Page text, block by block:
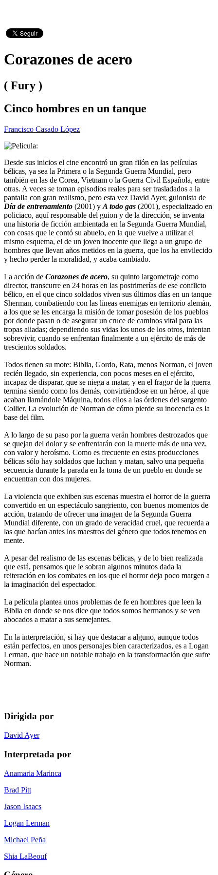
Corazones de acero
( Fury )
Cinco hombres en un tanque
Francisco Casado López
Desde sus inicios el cine encontró un gran filón en las películas
bélicas, ya sea la Primera o la Segunda Guerra Mundial, pero
también en las de Corea, Vietnam o la Guerra Civil Española, entre
otras. A veces se toman episodios reales para ser trasladados a la
pantalla con gran realismo, pero esta vez David Ayer, guionista de
Día de entrenamiento (2001) y A todo gas (2001), especializado en
policiaco, aquí responsable del guion y de la dirección, se inventa
una historia de ficción ambientada en la Segunda Guerra Mundial,
con cosas que le contó su abuelo, en la que vuelve a utilizar el
mismo esquema, el de un joven inocente que llega a un grupo de
hombres que llevan años metidos en la guerra, que los ha envilecido
y hecho perder la moralidad, y acaba cambiado.
La acción de Corazones de acero, su quinto largometraje como
director, transcurre en 24 horas en las postrimerías de ese conflicto
bélico, en el que cinco soldados viven sus últimos días en un tanque
Sherman, combatiendo con las líneas enemigas en territorio alemán,
a los que se les encarga la misión de tomar posesión de los pueblos
por donde pasan o de asegurar un cruce de caminos vital para las
tropas aliadas; dependiendo sus vidas los unos de los otros, intentan
sobrevivir, cuando se enfrentan finalmente a un ejército de más de
trescientos soldados.
Todos tienen su mote: Biblia, Gordo, Rata, menos Norman, el joven
recién llegado, sin experiencia, con pocos meses en el ejército,
incapaz de disparar, que se niega a matar, y en el fragor de la guerra
termina siendo como los demás, convirtiéndose en un héroe, al que
acaban llamándole Máquina, todos ellos a las órdenes del sargento
Collier. La evolución de Norman de cómo pierde su inocencia es la
base del film.
A lo largo de su paso por la guerra verán hombres destrozados que
se quejan del dolor y se enfrentarán con la muerte más de una vez,
con valor y heroísmo. Como es frecuente en estas producciones
bélicas sólo hay soldados que luchan y matan, salvo una pequeña
secuencia durante la parada en la toma de un pueblo en donde se
encuentran con dos mujeres.
La violencia que exhiben sus escenas muestra el horror de la guerra
convertido en un espectáculo sangriento, con buenos momentos de
acción, tratando de ofrecer una imagen de la Segunda Guerra
Mundial diferente, con un grado de veracidad cruel, que recuerda a
las que hacían antes los maestros del género que todos tenemos en
mente.
A pesar del realismo de las escenas bélicas, y de lo bien realizada
que está, pensamos que le sobran algunos minutos dada la
reiteración en los combates en los que el horror deja poco margen a
la imaginación del espectador.
La película plantea unos problemas de fe en hombres que leen la
Biblia en donde se nos dice que todos somos hermanos y se ven
abocados a matar a sus semejantes.
En la interpretación, si hay que destacar a alguno, aunque todos
están perfectos, en unos personajes bien caracterizados, es a Logan
Lerman, que hace un notable trabajo en la transformación que sufre
Norman.
Dirigida por
David Ayer
Interpretada por
Anamaria Marinca
Brad Pitt
Jason Isaacs
Logan Lerman
Michael Peña
Shia LaBeouf